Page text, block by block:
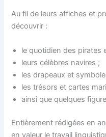
Au fil de leurs affiches et
découvrir :
le quotidien des pirates
leurs célèbres navires ;
les drapeaux et
les trésors et cartes
ainsi que quelques
Entièrement rédigées en
en valeur le travail